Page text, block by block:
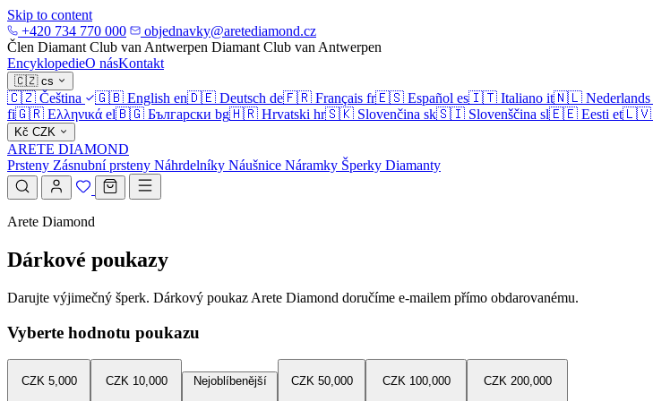
Skip to content
+420 734 770 000
objednavky@aretediamond.cz
Člen Diamant Club van Antwerpen Diamant Club van Antwerpen
EncyklopedieO násKontakt
🇨🇿 cs
🇨🇿 Čeština 🇬🇧 English en🇩🇪 Deutsch de🇫🇷 Français fr🇪🇸 Español es🇮🇹 Italiano it🇳🇱 Nederlands
fi🇬🇷 Ελληνικά el🇧🇬 Български bg🇭🇷 Hrvatski hr🇸🇰 Slovenčina sk🇸🇮 Slovenščina sl🇪🇪 Eesti et🇱🇻
Kč CZK
ARETE DIAMOND
Prsteny Zásnubní prsteny Náhrdelníky Náušnice Náramky Šperky Diamanty
Arete Diamond
Dárkové poukazy
Darujte výjimečný šperk. Dárkový poukaz Arete Diamond doručíme e-mailem přímo obdarovanému.
Vyberte hodnotu poukazu
CZK 5,000
CZK 10,000
Nejoblíbenější
CZK 50,000
CZK 100,000
CZK 200,000